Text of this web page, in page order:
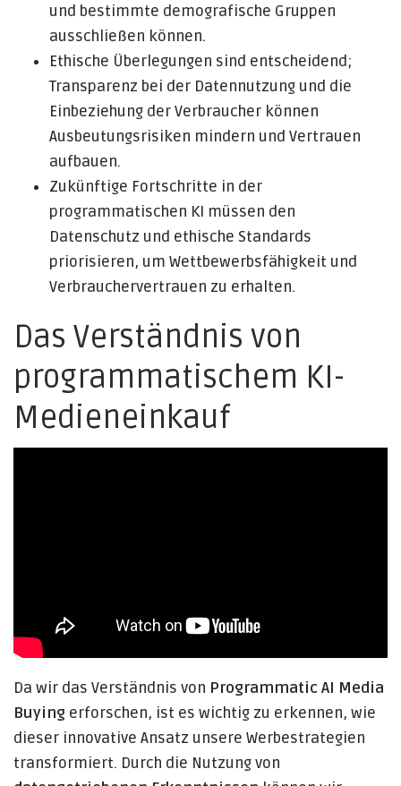
und bestimmte demografische Gruppen
ausschließen können.
Ethische Überlegungen sind entscheidend;
Transparenz bei der Datennutzung und die
Einbeziehung der Verbraucher können
Ausbeutungsrisiken mindern und Vertrauen
aufbauen.
Zukünftige Fortschritte in der
programmatischen KI müssen den
Datenschutz und ethische Standards
priorisieren, um Wettbewerbsfähigkeit und
Verbrauchervertrauen zu erhalten.
Das Verständnis von
programmatischem KI-
Medieneinkauf
Da wir das Verständnis von Programmatic AI Media
Buying erforschen, ist es wichtig zu erkennen, wie
dieser innovative Ansatz unsere Werbestrategien
transformiert. Durch die Nutzung von